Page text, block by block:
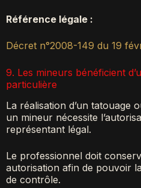
Référence légale :
Décret n°2008-149 du 19
9. Les mineurs bénéficient
particulière
La réalisation d’un tatouage
un mineur nécessite
représentant légal.
Le professionnel doit
autorisation afin de pouvoir
de contrôle.